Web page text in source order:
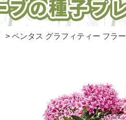
> ペンタス グラフィティー フラ